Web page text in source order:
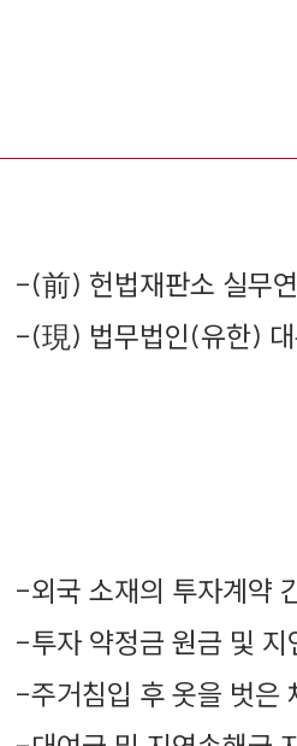
-(前) 헌법재판소 실무
-(現) 법무법인(유한)
-외국 소재의 투자계약
-투자 약정금 원금 및
-주거침입 후 옷을 벗은